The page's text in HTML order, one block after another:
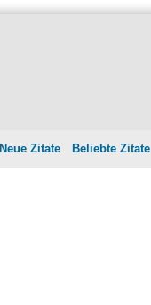
Neue Zitate Beliebte Zitate